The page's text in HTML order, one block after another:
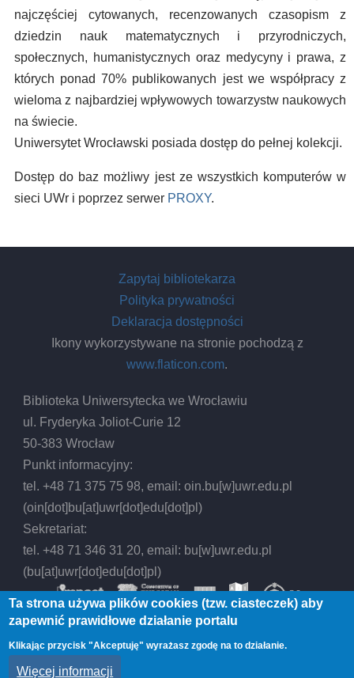
najczęściej cytowanych, recenzowanych czasopism z
dziedzin nauk matematycznych i przyrodniczych,
społecznych, humanistycznych oraz medycyny i prawa, z
których ponad 70% publikowanych jest we współpracy z
wieloma z najbardziej wpływowych towarzystw naukowych
na świecie.
Uniwersytet Wrocławski posiada dostęp do pełnej kolekcji.
Dostęp do baz możliwy jest ze wszystkich komputerów w
sieci UWr i poprzez serwer PROXY.
Zapytaj bibliotekarza
Polityka prywatności
Deklaracja dostępności
Ikony wykorzystywane na stronie pochodzą z
www.flaticon.com.
Biblioteka Uniwersytecka we Wrocławiu
ul. Fryderyka Joliot-Curie 12
50-383 Wrocław
Punkt informacyjny:
tel. +48 71 375 75 98, email:oin.bu[w]uwr.edu.pl
(oin[dot]bu[at]uwr[dot]edu[dot]pl)
Sekretariat:
tel. +48 71 346 31 20, email: bu[w]uwr.edu.pl
(bu[at]uwr[dot]edu[dot]pl)
© 2026 Biblioteka Uniwersytecka we Wrocławiu,
Ta strona używa plików cookies (tzw. ciasteczek) aby
zapewnić prawidłowe działanie portalu
Klikając przycisk "Akceptuję" wyrażasz zgodę na to działanie.
Więcej informacji